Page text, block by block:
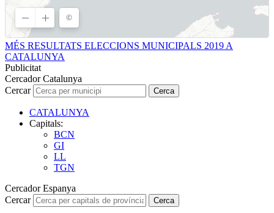
MÉS RESULTATS ELECCIONS MUNICIPALS 2019 A
CATALUNYA
Publicitat
Cercador Catalunya
Cercar
Cerca
CATALUNYA
Capitals:
BCN
GI
LL
TGN
Cercador Espanya
Cercar
Cerca